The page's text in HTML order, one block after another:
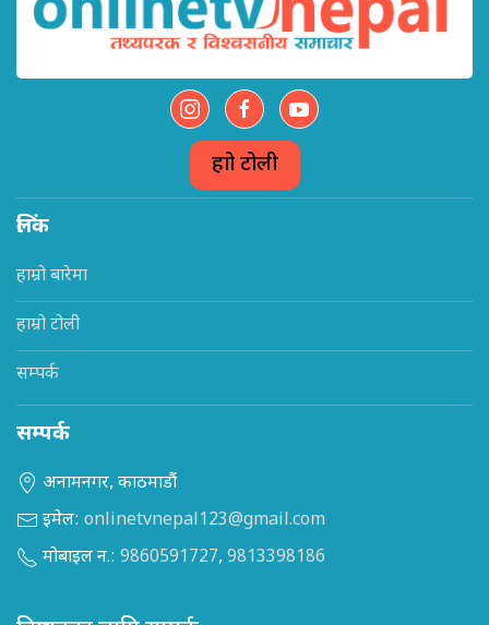
हाम्रो टोली
लिंक
हाम्रो बारेमा
हाम्रो टोली
सम्पर्क
सम्पर्क
अनामनगर, काठमाडौं
इमेल: onlinetvnepal123@gmail.com
मोबाइल न.: 9860591727, 9813398186